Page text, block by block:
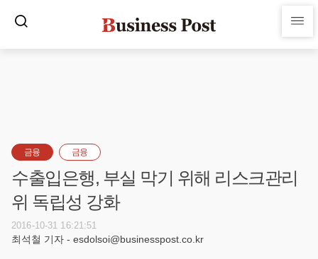
금융 금융
수출입은행, 부실 막기 위해 리스크관리
위 독립성 강화
2016-10-31 16:21:51
최석철 기자 - esdolsoi@businesspost.co.kr